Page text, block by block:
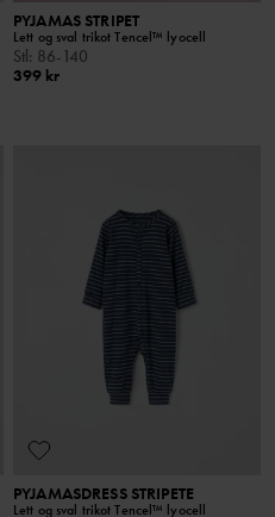
PYJAMAS STRIPET
Lett og sval trikot Tencel™ lyocell
Stl: 86-140
399 kr
PYJAMASDRESS STRIPETE
Lett og sval trikot Tencel™ lyocell